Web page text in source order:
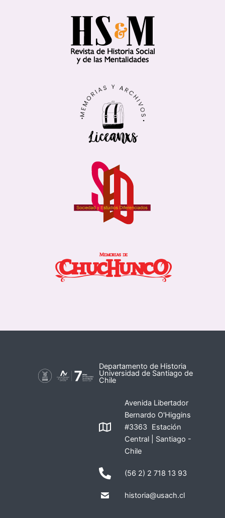
Departamento de Historia
Universidad de Santiago de
Chile
Avenida Libertador
Bernardo O'Higgins
#3363 Estación
Central | Santiago -
Chile
(56 2) 2 718 13 93
historia@usach.cl